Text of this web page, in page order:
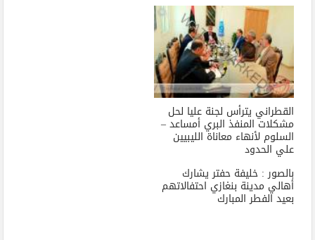
القطراني يترأس لجنة عليا لحل
مشكلات المنفذ البري أمساعد –
السلوم لأنهاء معاناة الليبيين
علي الحدود
بالصور : خليفة حفتر يشارك
أهالي مدينة بنغازي احتفالاتهم
بعيد الفطر المبارك